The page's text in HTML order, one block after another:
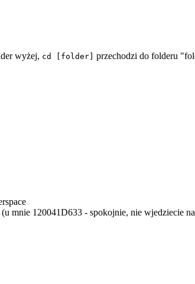
wyżej, cd [folder]
przechodzi do folderu
mnie 120041D633 - spokojnie, nie wjedziecie